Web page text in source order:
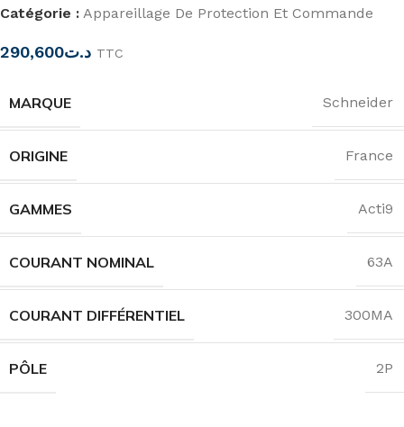
Catégorie : Appareillage De Protection Et Commande
د.ت290,600 TTC
MARQUE Schneider
ORIGINE France
GAMMES Acti9
COURANT NOMINAL 63A
COURANT DIFFÉRENTIEL 300MA
PÔLE 2P